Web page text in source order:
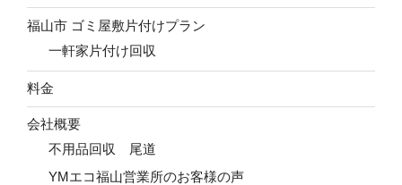
福山市 ゴミ屋敷片付けプラン
一軒家片付け回収
料金
会社概要
不用品回収 尾道
YMエコ福山営業所のお客様の声